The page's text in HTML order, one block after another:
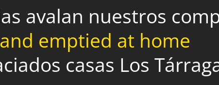
avalan nuestros
emptied at home
casas Los